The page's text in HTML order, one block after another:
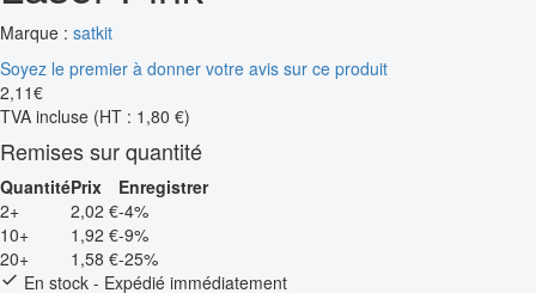
Marque : satkit
Soyez le premier à donner votre avis sur ce produit
2,11€
TVA incluse (HT : 1,80 €)
Remises sur quantité
QuantitéPrix
Enregistrer
2+
2,02 €-4%
10+
1,92 €-9%
20+
1,58 €-25%
En stock - Expédié immédiatement